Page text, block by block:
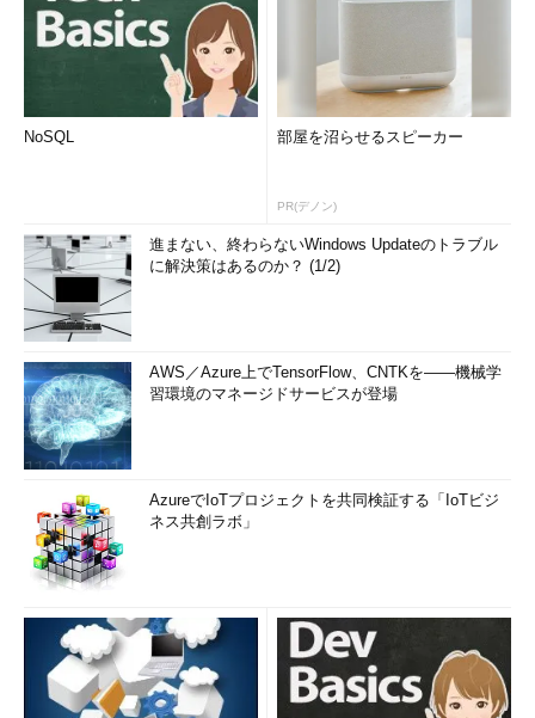
NoSQL 部屋を沼らせるスピーカー
PR(デノン)
進まない、終わらないWindows Updateのトラブル
に解決策はあるのか？ (1/2)
AWS／Azure上でTensorFlow、CNTKを――機械学
習環境のマネージドサービスが登場
AzureでIoTプロジェクトを共同検証する「IoTビジ
ネス共創ラボ」